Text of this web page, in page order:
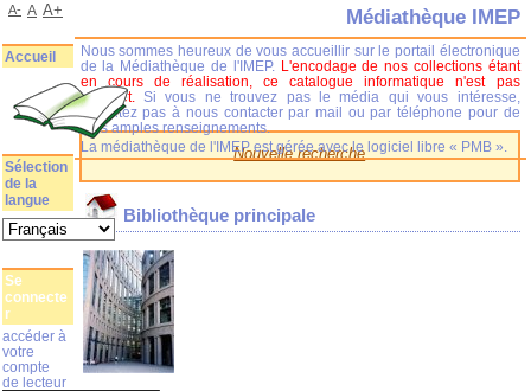
Nouvelle recherche
Bibliothèque principale
Médiathèque IMEP
Nous sommes heureux de vous accueillir sur le portail électronique
de la Médiathèque de l'IMEP. L'encodage de nos collections étant
en cours de réalisation, ce catalogue informatique n'est pas
complet.
Si vous ne trouvez pas le média qui vous intéresse,
n'hésitez pas à nous contacter par mail ou par téléphone pour de
plus amples renseignements.
La médiathèque de l'IMEP est gérée avec le logiciel libre « PMB ».
A- A A+
Accueil
Sélection
de la
langue
Se
connecte
r
accéder à
votre
compte
de lecteur